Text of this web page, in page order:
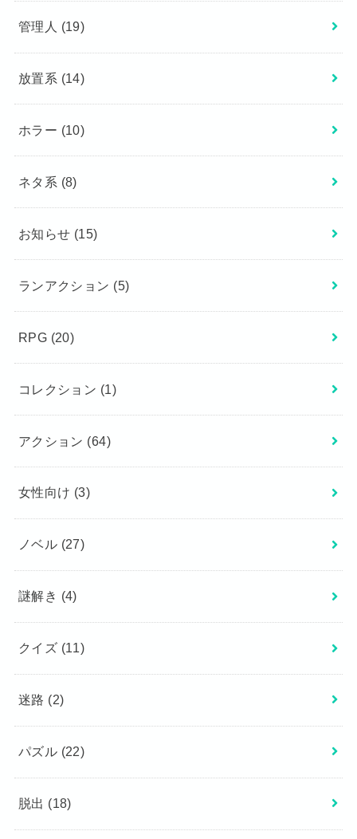
管理人 (19)
放置系 (14)
ホラー (10)
ネタ系 (8)
お知らせ (15)
ランアクション (5)
RPG (20)
コレクション (1)
アクション (64)
女性向け (3)
ノベル (27)
謎解き (4)
クイズ (11)
迷路 (2)
パズル (22)
脱出 (18)